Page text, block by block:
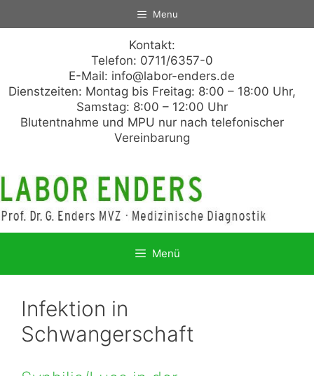
Menu
Kontakt:
Telefon: 0711/6357-0
E-Mail: info@labor-enders.de
Dienstzeiten: Montag bis Freitag: 8:00 – 18:00 Uhr,
Samstag: 8:00 – 12:00 Uhr
Blutentnahme und MPU nur nach telefonischer
Vereinbarung
Menü
Infektion in
Schwangerschaft